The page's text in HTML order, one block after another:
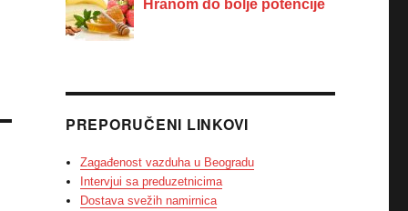
PREPORUČENI LINKOVI
Zagađenost vazduha u Beogradu
Intervjui sa preduzetnicima
Dostava svežih namirnica